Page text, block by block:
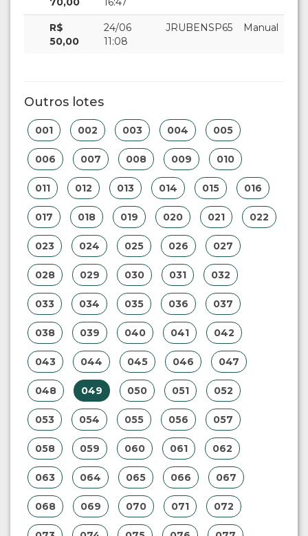
R$
50,00
24/06
11:08
JRUBENSP65 Manual
Outros lotes
001 002 003 004 005
006 007 008 009 010
011 012 013 014 015 016
017 018 019 020 021 022
023 024 025 026 027
028 029 030 031 032
033 034 035 036 037
038 039 040 041 042
043 044 045 046 047
048 049 050 051 052
053 054 055 056 057
058 059 060 061 062
063 064 065 066 067
068 069 070 071 072